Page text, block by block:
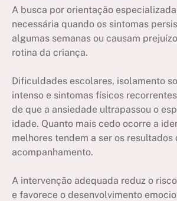
A busca por orientação
necessária quando os sintomas
algumas semanas ou causam
rotina da criança.
Dificuldades escolares, isolamento
intenso e sintomas físicos
de que a ansiedade ultrapassou o
idade. Quanto mais cedo ocorre a
melhores tendem a ser os resultados
acompanhamento.
A intervenção adequada reduz o
e favorece o desenvolvimento